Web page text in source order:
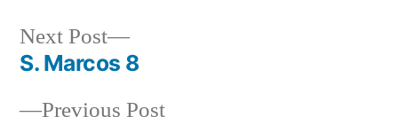
Post
Previous PostPrevious
Next Post
Next
post:
S. Marcos 8